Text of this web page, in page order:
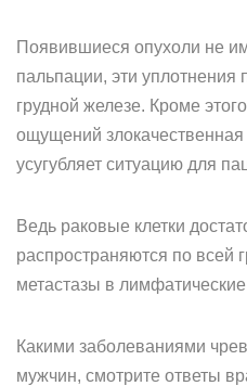
Появившиеся опухоли не
пальпации, эти
грудной железе. Кроме
ощущений злокачественная
усугубляет ситуацию для
Ведь раковые клетки
распространяются по всей
метастазы в
Какими заболеваниями
мужчин, смотрите ответы